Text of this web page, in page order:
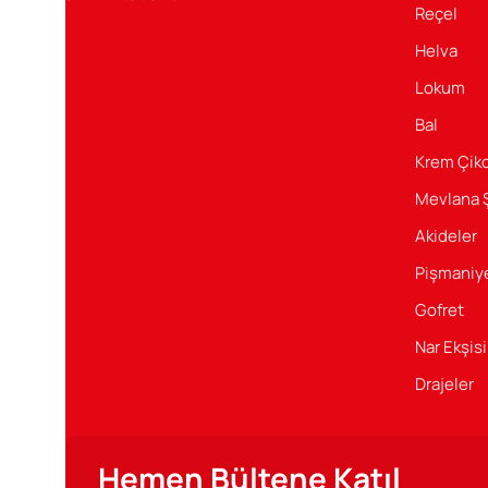
Şener Gıda’nın sağlıklı ve lezzetli ürünleri ile her
Reçel
Helva
Lokum
Bal
Krem
Mevlana
Akideler
Gofret
Nar Ekşisi
Drajeler
Hemen Bültene Katıl